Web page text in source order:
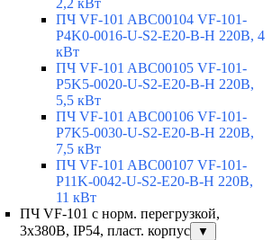
2,2 кВт
ПЧ VF-101 ABC00104 VF-101-
P4K0-0016-U-S2-E20-B-H 220В, 4
кВт
ПЧ VF-101 ABC00105 VF-101-
P5K5-0020-U-S2-E20-B-H 220В,
5,5 кВт
ПЧ VF-101 ABC00106 VF-101-
P7K5-0030-U-S2-E20-B-H 220В,
7,5 кВт
ПЧ VF-101 ABC00107 VF-101-
P11K-0042-U-S2-E20-B-H 220В,
11 кВт
ПЧ VF-101 с норм. перегрузкой,
3х380В, IP54, пласт. корпус
▼